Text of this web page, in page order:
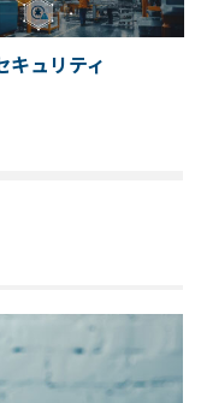
キュリティ